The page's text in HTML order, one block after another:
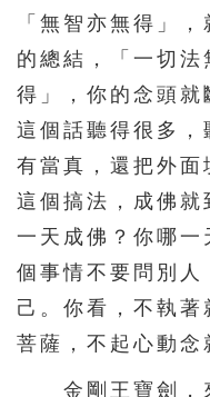
「無智亦無得」
的總結，「一切
得」，你的念頭就
這個話聽得很多，
有當真，還把外面
這個搞法，成佛就
一天成佛？你哪一
個事情不要問別人
己。你看，不執
菩薩，不起心動念
金剛王寶劍，